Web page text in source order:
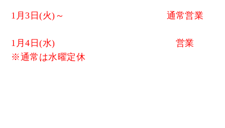
1月3日(火)～ 通常営業
1月4日(水) 営業
※通常は水曜定休